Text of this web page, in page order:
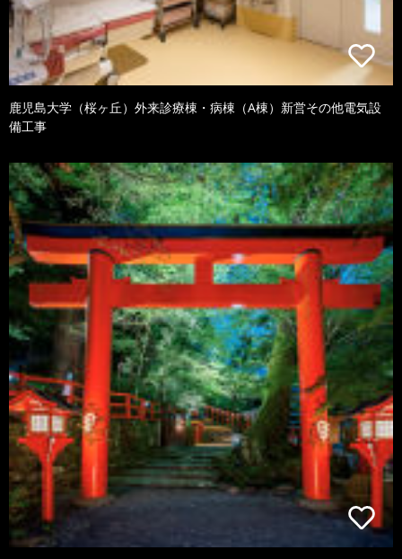
鹿児島大学（桜ヶ丘）外来診療棟・病棟（A棟）新営その他電気設
備工事